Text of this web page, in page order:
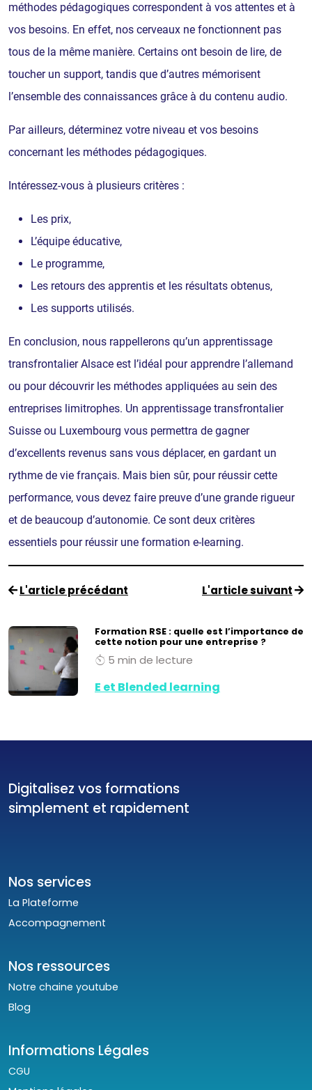
méthodes pédagogiques correspondent à vos attentes et à
vos besoins. En effet, nos cerveaux ne fonctionnent pas
tous de la même manière. Certains ont besoin de lire, de
toucher un support, tandis que d’autres mémorisent
l’ensemble des connaissances grâce à du contenu audio.
Par ailleurs, déterminez votre niveau et vos besoins
concernant les méthodes pédagogiques.
Intéressez-vous à plusieurs critères :
Les prix,
L’équipe éducative,
Le programme,
Les retours des apprentis et les résultats obtenus,
Les supports utilisés.
En conclusion, nous rappellerons qu’un apprentissage
transfrontalier Alsace est l’idéal pour apprendre l’allemand
ou pour découvrir les méthodes appliquées au sein des
entreprises limitrophes. Un apprentissage transfrontalier
Suisse ou Luxembourg vous permettra de gagner
d’excellents revenus sans vous déplacer, en gardant un
rythme de vie français. Mais bien sûr, pour réussir cette
performance, vous devez faire preuve d’une grande rigueur
et de beaucoup d’autonomie. Ce sont deux critères
essentiels pour réussir une formation e-learning.
L'article précédant L'article suivant
Formation RSE : quelle est l’importance de
cette notion pour une entreprise ?
5 min de lecture
E et Blended learning
Digitalisez vos formations
simplement et rapidement
Nos services
La Plateforme
Accompagnement
Nos ressources
Notre chaine youtube
Blog
Informations Légales
CGU